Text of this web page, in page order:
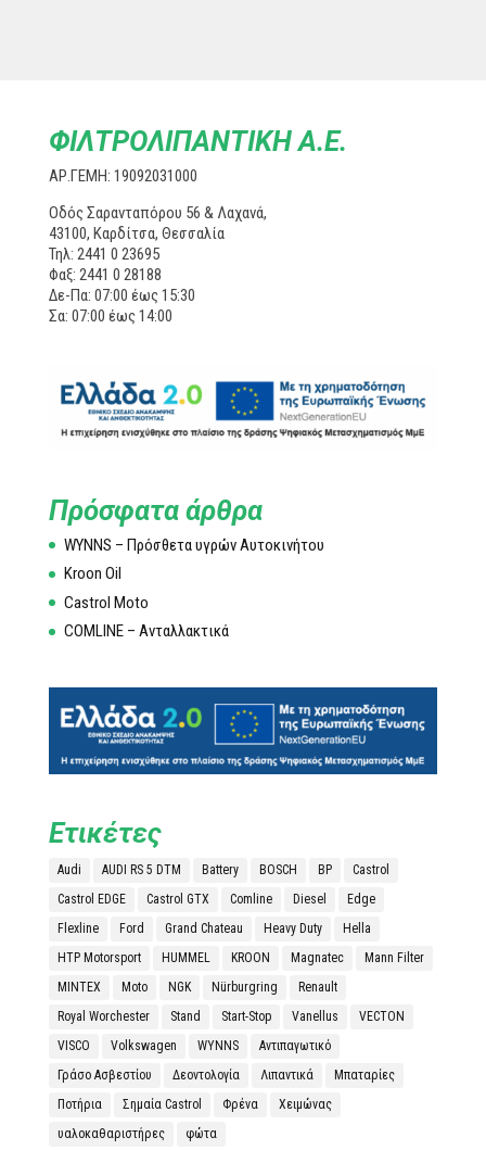
ΦΙΛΤΡΟΛΙΠΑΝΤΙΚΗ Α.Ε.
ΑΡ.ΓΕΜΗ: 19092031000
Οδός Σαρανταπόρου 56 & Λαχανά,
43100, Καρδίτσα, Θεσσαλία
Τηλ: 2441 0 23695
Φαξ: 2441 0 28188
Δε-Πα: 07:00 έως 15:30
Σα: 07:00 έως 14:00
Πρόσφατα άρθρα
WYNNS – Πρόσθετα υγρών Αυτοκινήτου
Kroon Oil
Castrol Moto
COMLINE – Ανταλλακτικά
Ετικέτες
Audi AUDI RS 5 DTM Battery BOSCH BP
Castrol
Castrol EDGE
Castrol GTX Comline Diesel
Edge
Flexline
Ford Grand Chateau Heavy Duty
Hella
HTP Motorsport
HUMMEL KROON Magnatec
Mann Filter
MINTEX
Moto NGK Nürburgring
Renault
Royal Worchester
Stand Start-Stop Vanellus
VECTON
VISCO
Volkswagen WYNNS
Αντιπαγωτικό
Γράσο Ασβεστίου
Δεοντολογία Λιπαντικά
Μπαταρίες
Ποτήρια
Σημαία Castrol Φρένα
Χειμώνας
υαλοκαθαριστήρες
φώτα